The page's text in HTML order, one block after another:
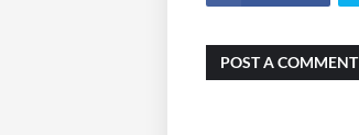
POST A COMMENT